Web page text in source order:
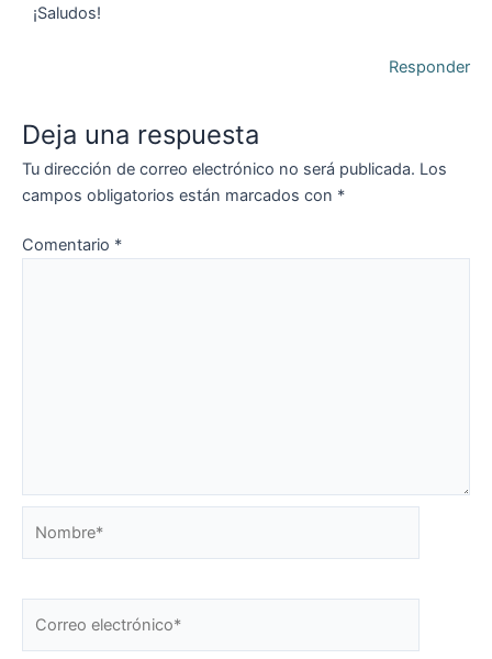
¡Saludos!
Responder
Deja una respuesta
Tu dirección de correo electrónico no será publicada. Los
campos obligatorios están marcados con *
Comentario *
electrónico*